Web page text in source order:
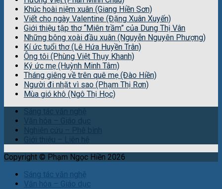
Khúc hoài niệm xuân (Giang Hiền Sơn)
Viết cho ngày Valentine (Đặng Xuân Xuyến)
Giới thiệu tập thơ “Miên trầm” của Dung Thị Vân
Những bông xoài đầu xuân (Nguyễn Nguyên Phượng)
Kí ức tuổi thơ (Lê Hứa Huyền Trân)
Ông tôi (Phùng Việt Thụy Khanh)
Ký ức mẹ (Huỳnh Minh Tâm)
Tháng giêng về trên quê mẹ (Đào Hiền)
Người đi nhặt vì sao (Phạm Thị Rơn)
Mùa gió khô (Ngô Thị Học)
Copyright © Phạm Ngọc Hiền 2026
Sáng tác văn nghệ
Văn hóa – Giáo dục